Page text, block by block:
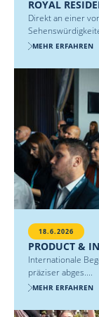
ROYAL
Direkt an einer
MEHR ERFAHREN
18.6.2026
PRODUCT &
Internationale
präziser abges....
MEHR ERFAHREN